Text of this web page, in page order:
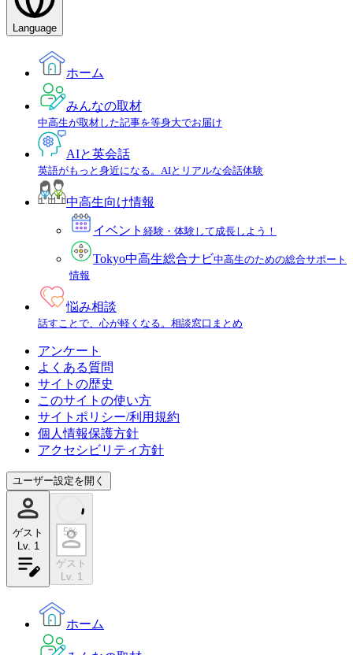
Language
ホーム
みんなの取材
中高生が取材した記事を等身大でお届け
AIと英会話
英語がもっと身近になる。AIとリアルな会話体験
中高生向け情報
イベント 経験・体験して成長しよう！
Tokyo中高生総合ナビ中高生のための総合サポート
情報
悩み相談
話すことで、心が軽くなる。相談窓口まとめ
アンケート
よくある質問
サイトの歴史
このサイトの使い方
サイトポリシー/利用規約
個人情報保護方針
アクセシビリティ方針
ユーザー設定を開く
ゲスト
Lv. 1
5%
ゲスト
Lv. 1
ホーム